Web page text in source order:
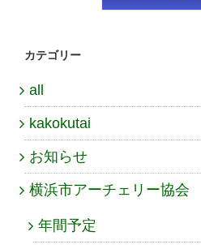
カテゴリー
all
kakokutai
お知らせ
横浜市アーチェリー協会
年間予定